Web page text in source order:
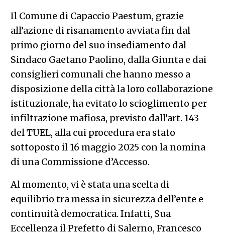
Il Comune di Capaccio Paestum, grazie
all’azione di risanamento avviata fin dal
primo giorno del suo insediamento dal
Sindaco Gaetano Paolino, dalla Giunta e dai
consiglieri comunali che hanno messo a
disposizione della città la loro collaborazione
istituzionale, ha evitato lo scioglimento per
infiltrazione mafiosa, previsto dall’art. 143
del TUEL, alla cui procedura era stato
sottoposto il 16 maggio 2025 con la nomina
di una Commissione d’Accesso.
Al momento, vi è stata una scelta di
equilibrio tra messa in sicurezza dell’ente e
continuità democratica. Infatti, Sua
Eccellenza il Prefetto di Salerno, Francesco